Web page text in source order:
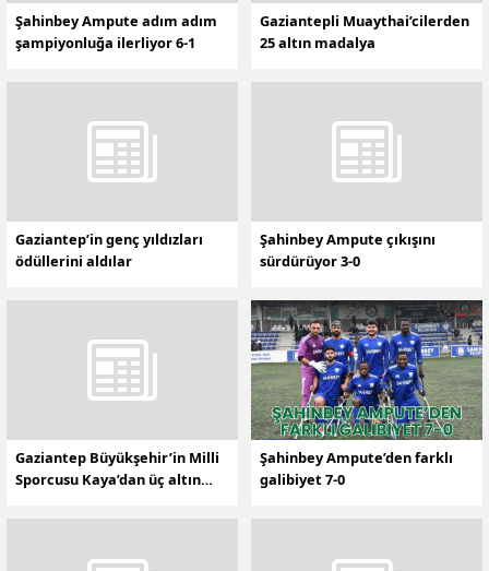
Şahinbey Ampute adım adım
şampiyonluğa ilerliyor 6-1
Gaziantepli Muaythai’cilerden
25 altın madalya
Gaziantep’in genç yıldızları
ödüllerini aldılar
Şahinbey Ampute çıkışını
sürdürüyor 3-0
Gaziantep Büyükşehir’in Milli
Sporcusu Kaya’dan üç altın
Şahinbey Ampute’den farklı
galibiyet 7-0